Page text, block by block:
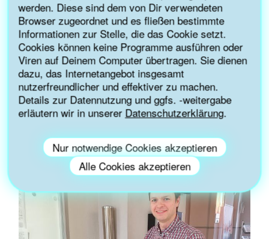
werden. Diese sind dem von Dir verwendeten
Browser zugeordnet und es fließen bestimmte
Informationen zur Stelle, die das Cookie setzt.
Cookies können keine Programme ausführen oder
Viren auf Deinem Computer übertragen. Sie dienen
dazu, das Internetangebot insgesamt
nutzerfreundlicher und effektiver zu machen.
Details zur Datennutzung und ggfs. -weitergabe
erläutern wir in unserer Datenschutzerklärung.
Nur notwendige Cookies akzeptieren
Alle Cookies akzeptieren
TRINKBRUNNEN-HERSTELLER